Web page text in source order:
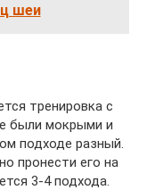
шеи
тренировка с
были мокрыми и
подходе разный.
пронести его на
3-4 подхода.